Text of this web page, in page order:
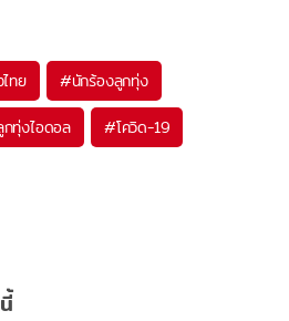
ทย #นักร้องลูกทุ่ง
ทุ่งไอดอล #โควิด-19